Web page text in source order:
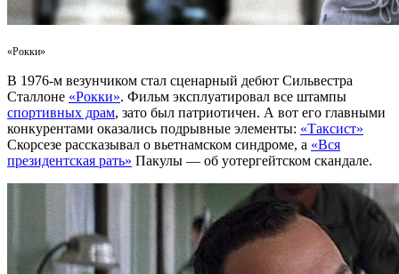
«Рокки»
В 1976-м везунчиком стал сценарный дебют Сильвестра
Сталлоне «Рокки». Фильм эксплуатировал все штампы
спортивных драм, зато был патриотичен. А вот его главными
конкурентами оказались подрывные элементы: «Таксист»
Скорсезе рассказывал о вьетнамском синдроме, а «Вся
президентская рать» Пакулы — об уотергейтском скандале.